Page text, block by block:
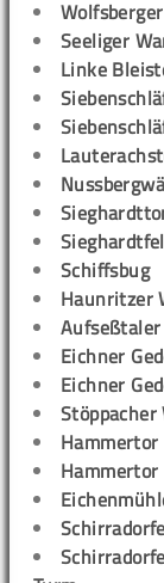
Seeliger
Linke
Schiffsbug
Haunritzer
Eichner
Eichner
Stöppacher